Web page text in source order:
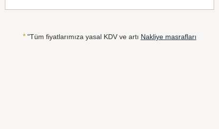
*"Tüm fiyatlarımıza yasal KDV ve artı Nakliye masrafları